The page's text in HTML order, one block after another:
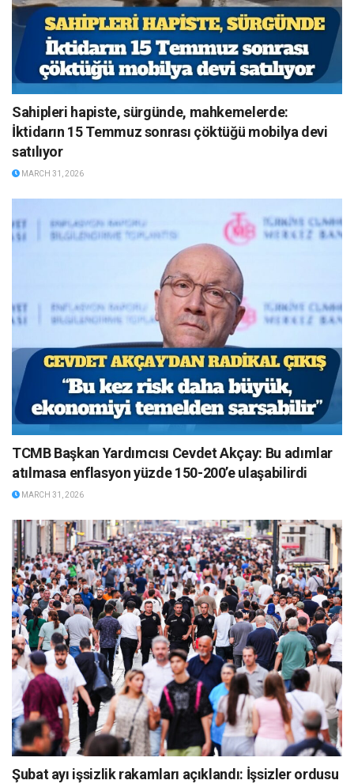
Sahipleri hapiste, sürgünde, mahkemelerde:
İktidarın 15 Temmuz sonrası çöktüğü mobilya devi
satılıyor
MARCH 31, 2026
TCMB Başkan Yardımcısı Cevdet Akçay: Bu adımlar
atılmasa enflasyon yüzde 150-200’e ulaşabilirdi
MARCH 31, 2026
Şubat ayı işsizlik rakamları açıklandı: İşsizler ordusu